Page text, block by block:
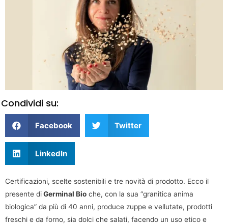
Condividi su:
Facebook Twitter
LinkedIn
Certificazioni, scelte sostenibili e tre novità di prodotto. Ecco il
presente diGerminal Bio che, con la sua “granitica anima
biologica” da più di 40 anni, produce zuppe e vellutate, prodotti
freschi e da forno, sia dolci che salati, facendo un uso etico e